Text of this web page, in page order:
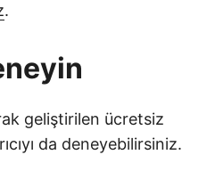
.
geliştirilen ücretsiz
da deneyebilirsiniz.